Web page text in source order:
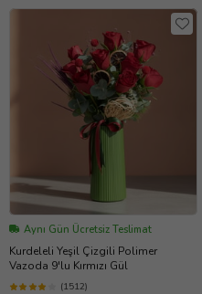
Aynı Gün Ücretsiz Teslimat
Kurdeleli Yeşil Çizgili Polimer
Vazoda 9'lu Kırmızı Gül
(1512)